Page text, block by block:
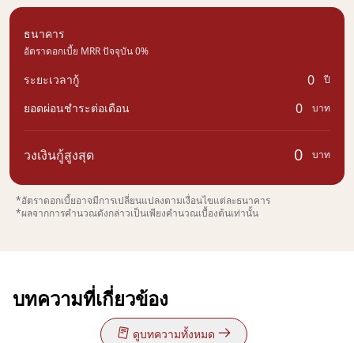
ธนาคาร
อัตราดอกเบี้ย MRR ปัจจุบัน 0%
ระยะเวลากู้ 0 ปี
ยอดผ่อนชำระต่อเดือน 0 บาท
วงเงินกู้สูงสุด 0 บาท
*อัตราดอกเบี้ยอาจมีการเปลี่ยนแปลงตามเงื่อนไขแต่ละธนาคาร
*ผลจากการคำนวณดังกล่าวเป็นเพียงคำนวณเบื้องต้นเท่านั้น
บทความที่เกี่ยวข้อง
ดูบทความทั้งหมด